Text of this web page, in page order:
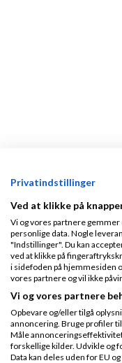
Privatindstillinger
Ved at klikke på
Vi og vores partnere gemmer
personlige data. Nogle
"Indstillinger". Du kan
ved at klikke på
i sidefoden på hjemmesiden
vores partnere og vil ikke
Vi og vores partnere
Opbevare og/eller tilgå
annoncering. Bruge profiler
Måle
forskellige kilder. Udvikle og
Data kan deles uden for EU og